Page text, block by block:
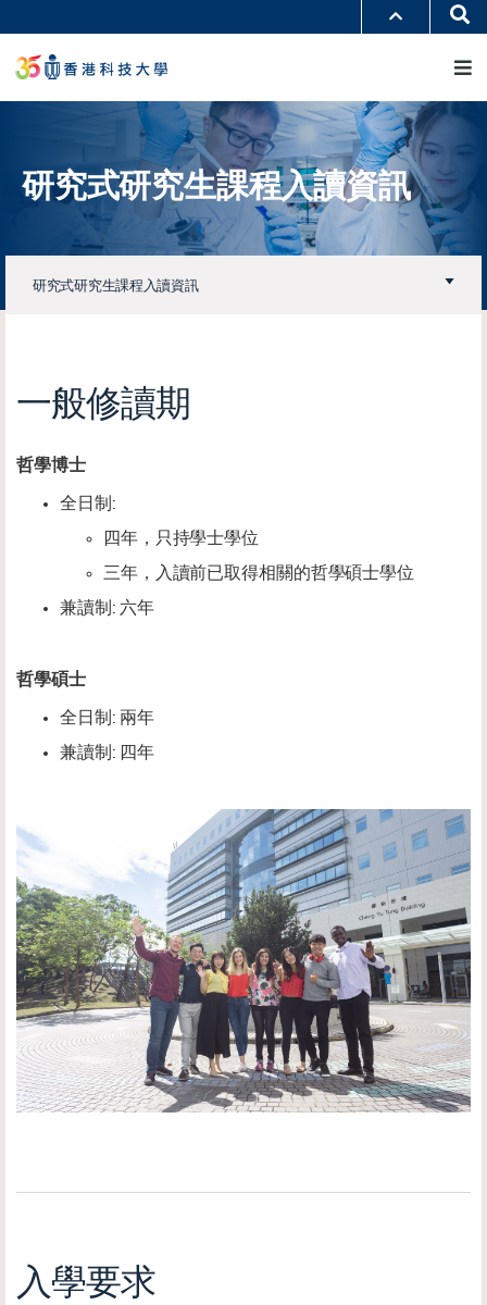
至
容
生活@科大
校園地圖及指南
工作@科大
教授簡錄
認識科大
研究式研究生課程入讀資訊
研究式研究生課程入讀資訊
一般修讀期
哲學博士
全日制:
四年，只持學士學位
三年，入讀前已取得相關的哲學碩士學位
兼讀制: 六年
哲學碩士
全日制: 兩年
兼讀制: 四年
入學要求